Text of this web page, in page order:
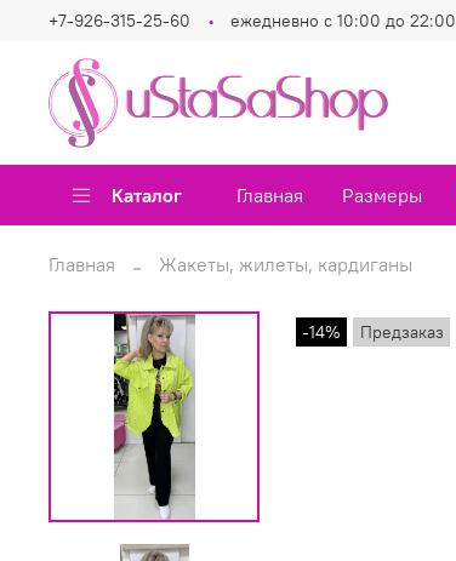
+7-926-315-25-60 ежедневно с 10:00 до 22:00
Каталог Главная Размеры
Главная Жакеты, жилеты, кардиганы
-14% Предзаказ